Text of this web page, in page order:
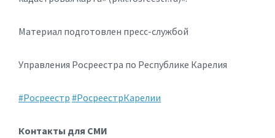
Материал подготовлен пресс-службой
Управления Росреестра по Республике Карелия
#Росреестр #РосреестрКарелии
Контакты для СМИ